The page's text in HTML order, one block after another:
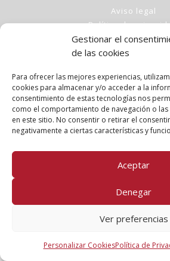
Gestionar el
de las cookies
Para ofrecer las mejores experiencias,
cookies para almacenar y/o acceder a la
consentimiento de estas tecnologías nos
como el comportamiento de navegación o
en este sitio. No consentir o retirar el
negativamente a ciertas características y
Aceptar
Denegar
Ver preferencias
Personalizar CookiesPolítica de
Aviso legal
Política de
Política de
Clases
Conócenos
FOLLOW US!